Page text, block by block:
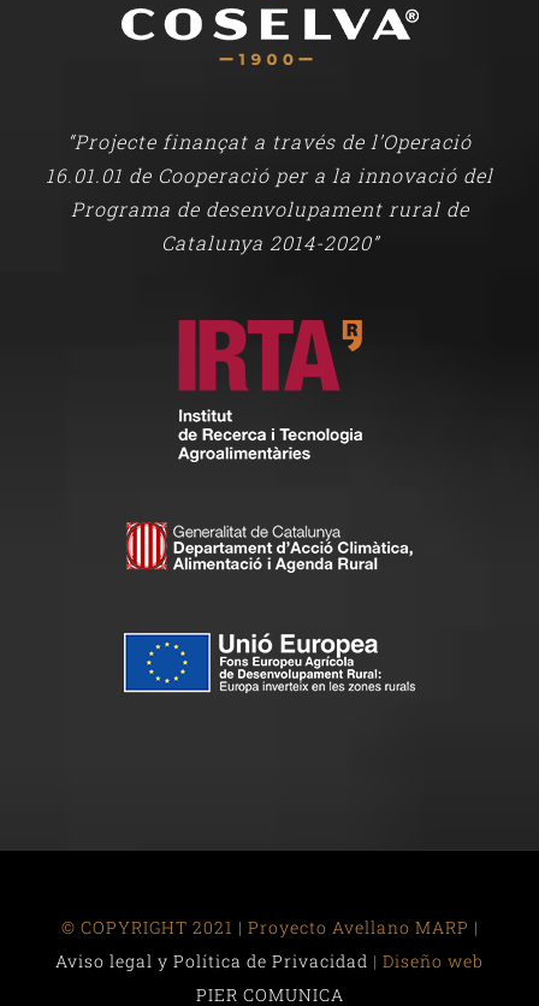
“Projecte finançat a través de l’Operació
16.01.01 de Cooperació per a la innovació del
Programa de desenvolupament rural de
Catalunya 2014-2020”
© COPYRIGHT 2021 | Proyecto Avellano MARP |
Aviso legal y Política de Privacidad | Diseño web
PIER COMUNICA